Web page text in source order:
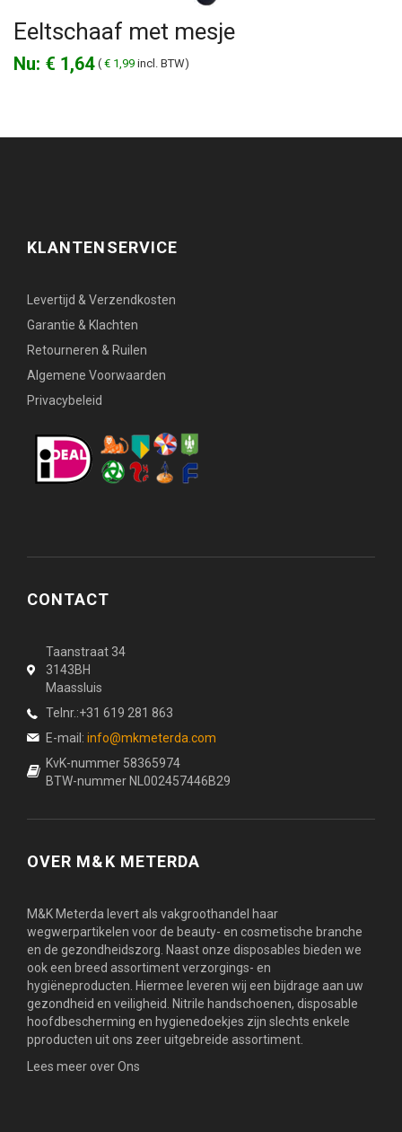
Eeltschaaf met mesje
€ 1,64 ( € 1,99 incl. BTW)
KLANTENSERVICE
Levertijd & Verzendkosten
Garantie & Klachten
Retourneren & Ruilen
Algemene Voorwaarden
Privacybeleid
CONTACT
Taanstraat 34
3143BH
Maassluis
Telnr.:+31 619 281 863
E-mail: info@mkmeterda.com
KvK-nummer 58365974
BTW-nummer NL002457446B29
OVER M&K METERDA
M&K Meterda levert als vakgroothandel haar
wegwerpartikelen voor de beauty- en cosmetische branche
en de gezondheidszorg. Naast onze disposables bieden we
ook een breed assortiment verzorgings- en
hygiëneproducten. Hiermee leveren wij een bijdrage aan uw
gezondheid en veiligheid. Nitrile handschoenen, disposable
hoofdbescherming en hygienedoekjes zijn slechts enkele
pproducten uit ons zeer uitgebreide assortiment.
Lees meer over Ons